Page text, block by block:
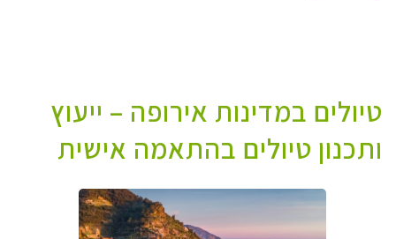
טיולים במדינות אירופה – ייעוץ
ותכנון טיולים בהתאמה אישית